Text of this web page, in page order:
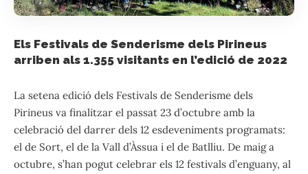
Els Festivals de Senderisme dels Pirineus
arriben als 1.355 visitants en l’edició de 2022
La setena edició dels Festivals de Senderisme dels
Pirineus va finalitzar el passat 23 d’octubre amb la
celebració del darrer dels 12 esdeveniments programats:
el de Sort, el de la Vall d’Àssua i el de Batlliu. De maig a
octubre, s’han pogut celebrar els 12 festivals d’enguany, al